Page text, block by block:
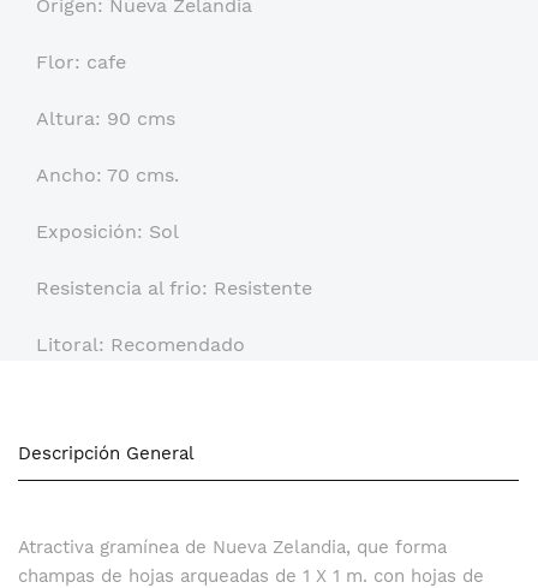
Origen: Nueva Zelandia
Flor: cafe
Altura: 90 cms
Ancho: 70 cms.
Exposición: Sol
Resistencia al frio: Resistente
Litoral: Recomendado
Descripción General
Atractiva gramínea de Nueva Zelandia, que forma
champas de hojas arqueadas de 1 X 1 m. con hojas de